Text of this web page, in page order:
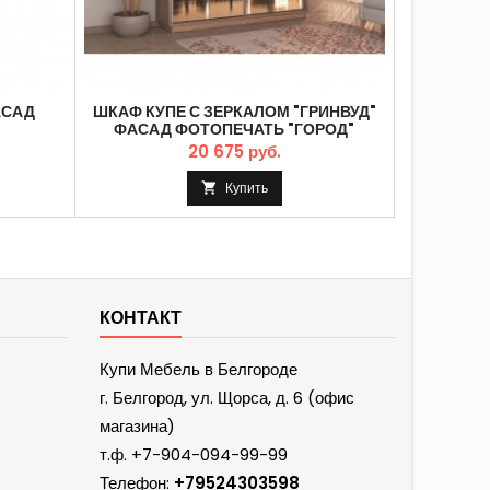
ШКАФ КУПЕ С ЗЕРКАЛОМ "ГРИНВУД"
ФАСАД ФОТОПЕЧАТЬ "ГОРОД"
20 675 руб.
 Купить
КОНТАКТ
Купи Мебель в Белгороде
г. Белгород, ул. Щорса, д. 6 (офис
магазина)
т.ф. +7-904-094-99-99
Телефон: +79524303598